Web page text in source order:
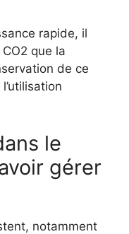
rapide, il
que la
de ce
le
gérer
notamment